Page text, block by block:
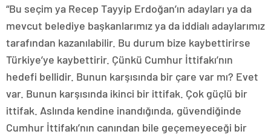
“Bu seçim ya Recep Tayyip Erdoğan’ın adayları ya da
mevcut belediye başkanlarımız ya da iddialı adaylarımız
tarafından kazanılabilir. Bu durum bize kaybettirirse
Türkiye’ye kaybettirir. Çünkü Cumhur İttifakı’nın
hedefi bellidir. Bunun karşısında bir çare var mı? Evet
var. Bunun karşısında ikinci bir ittifak. Çok güçlü bir
ittifak. Aslında kendine inandığında, güvendiğinde
Cumhur İttifakı’nın canından bile geçemeyeceği bir